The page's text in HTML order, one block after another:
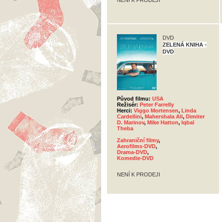
DVD
ZELENÁ KNIHA -
DVD
Původ filmu: USA
Režisér: Peter Farrelly
Herci: Viggo Mortensen, Linda
Cardellini, Mahershala Ali, Dimiter
D. Marinov, Mike Hatton, Iqbal
Theba
Zahraniční filmy,
Aerofilms-DVD,
Drama-DVD,
Komedie-DVD
NENÍ K PRODEJI